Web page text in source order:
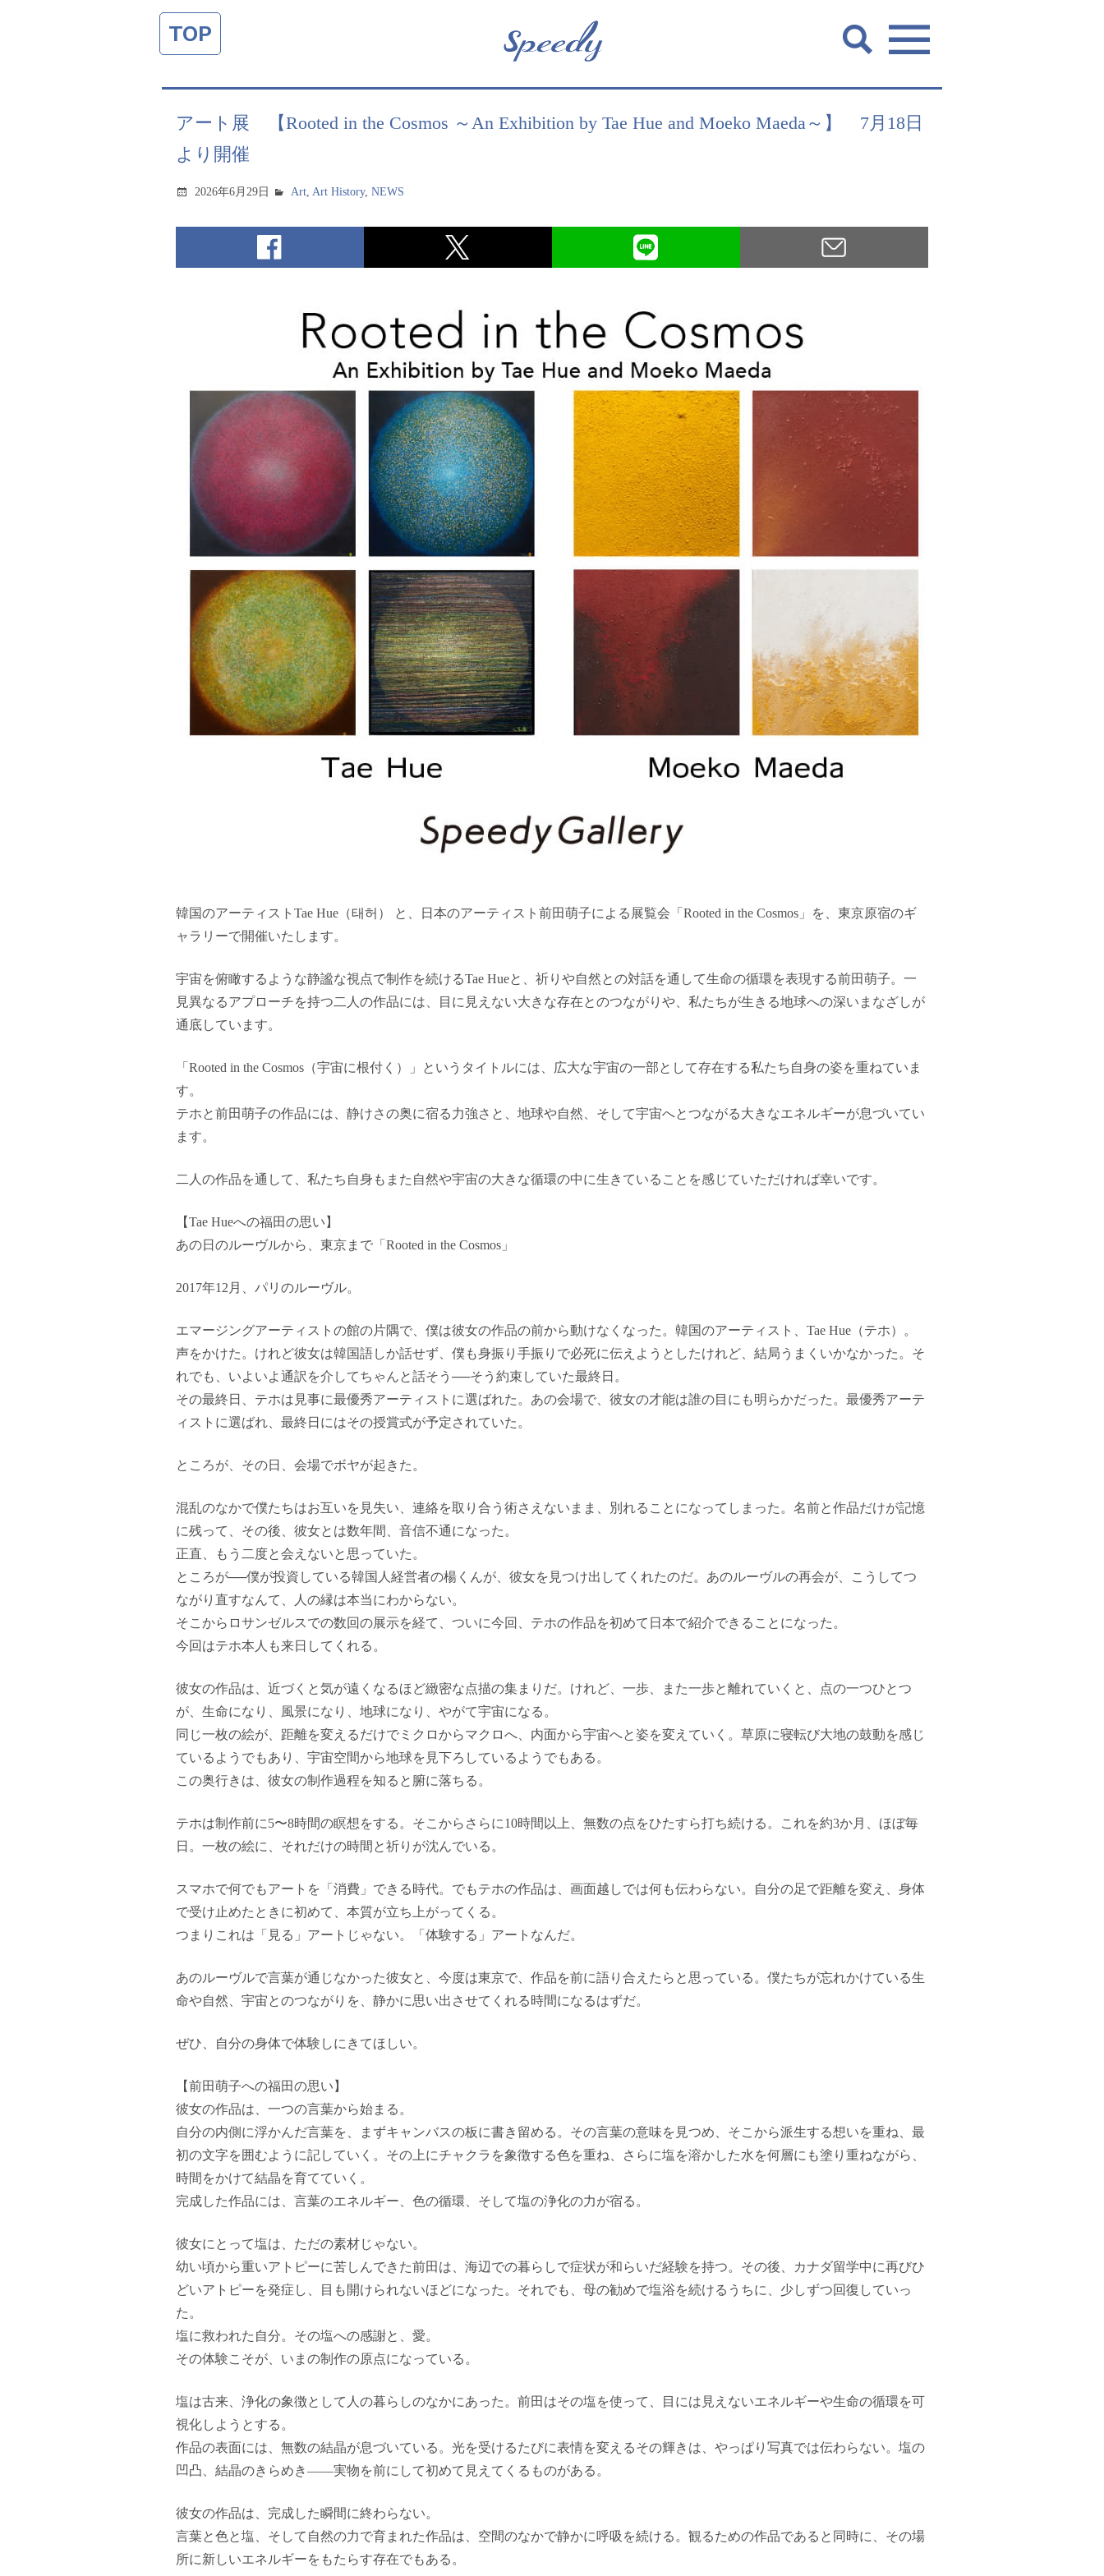
TOP
アート展 【Rooted in the Cosmos ～An Exhibition by Tae Hue and Moeko Maeda～】 7月18日
より開催
2026年6月29日 Art,Art History,NEWS
韓国のアーティストTae Hue（태허） と、日本のアーティスト前田萌子による展覧会「Rooted in the Cosmos」を、東京原宿のギ
ャラリーで開催いたします。
宇宙を俯瞰するような静謐な視点で制作を続けるTae Hueと、祈りや自然との対話を通して生命の循環を表現する前田萌子。一
見異なるアプローチを持つ二人の作品には、目に見えない大きな存在とのつながりや、私たちが生きる地球への深いまなざしが
通底しています。
「Rooted in the Cosmos（宇宙に根付く）」というタイトルには、広大な宇宙の一部として存在する私たち自身の姿を重ねていま
す。
テホと前田萌子の作品には、静けさの奥に宿る力強さと、地球や自然、そして宇宙へとつながる大きなエネルギーが息づいてい
ます。
二人の作品を通して、私たち自身もまた自然や宇宙の大きな循環の中に生きていることを感じていただければ幸いです。
【Tae Hueへの福田の思い】
あの日のルーヴルから、東京まで「Rooted in the Cosmos」
2017年12月、パリのルーヴル。
エマージングアーティストの館の片隅で、僕は彼女の作品の前から動けなくなった。韓国のアーティスト、Tae Hue（テホ）。
声をかけた。けれど彼女は韓国語しか話せず、僕も身振り手振りで必死に伝えようとしたけれど、結局うまくいかなかった。そ
れでも、いよいよ通訳を介してちゃんと話そう──そう約束していた最終日。
その最終日、テホは見事に最優秀アーティストに選ばれた。あの会場で、彼女の才能は誰の目にも明らかだった。最優秀アーテ
ィストに選ばれ、最終日にはその授賞式が予定されていた。
ところが、その日、会場でボヤが起きた。
混乱のなかで僕たちはお互いを見失い、連絡を取り合う術さえないまま、別れることになってしまった。名前と作品だけが記憶
に残って、その後、彼女とは数年間、音信不通になった。
正直、もう二度と会えないと思っていた。
ところが──僕が投資している韓国人経営者の楊くんが、彼女を見つけ出してくれたのだ。あのルーヴルの再会が、こうしてつ
ながり直すなんて、人の縁は本当にわからない。
そこからロサンゼルスでの数回の展示を経て、ついに今回、テホの作品を初めて日本で紹介できることになった。
今回はテホ本人も来日してくれる。
彼女の作品は、近づくと気が遠くなるほど緻密な点描の集まりだ。けれど、一歩、また一歩と離れていくと、点の一つひとつ
が、生命になり、風景になり、地球になり、やがて宇宙になる。
同じ一枚の絵が、距離を変えるだけでミクロからマクロへ、内面から宇宙へと姿を変えていく。草原に寝転び大地の鼓動を感じ
ているようでもあり、宇宙空間から地球を見下ろしているようでもある。
この奥行きは、彼女の制作過程を知ると腑に落ちる。
テホは制作前に5〜8時間の瞑想をする。そこからさらに10時間以上、無数の点をひたすら打ち続ける。これを約3か月、ほぼ毎
日。一枚の絵に、それだけの時間と祈りが沈んでいる。
スマホで何でもアートを「消費」できる時代。でもテホの作品は、画面越しでは何も伝わらない。自分の足で距離を変え、身体
で受け止めたときに初めて、本質が立ち上がってくる。
つまりこれは「見る」アートじゃない。「体験する」アートなんだ。
あのルーヴルで言葉が通じなかった彼女と、今度は東京で、作品を前に語り合えたらと思っている。僕たちが忘れかけている生
命や自然、宇宙とのつながりを、静かに思い出させてくれる時間になるはずだ。
ぜひ、自分の身体で体験しにきてほしい。
【前田萌子への福田の思い】
彼女の作品は、一つの言葉から始まる。
自分の内側に浮かんだ言葉を、まずキャンバスの板に書き留める。その言葉の意味を見つめ、そこから派生する想いを重ね、最
初の文字を囲むように記していく。その上にチャクラを象徴する色を重ね、さらに塩を溶かした水を何層にも塗り重ねながら、
時間をかけて結晶を育てていく。
完成した作品には、言葉のエネルギー、色の循環、そして塩の浄化の力が宿る。
彼女にとって塩は、ただの素材じゃない。
幼い頃から重いアトピーに苦しんできた前田は、海辺での暮らしで症状が和らいだ経験を持つ。その後、カナダ留学中に再びひ
どいアトピーを発症し、目も開けられないほどになった。それでも、母の勧めで塩浴を続けるうちに、少しずつ回復していっ
た。
塩に救われた自分。その塩への感謝と、愛。
その体験こそが、いまの制作の原点になっている。
塩は古来、浄化の象徴として人の暮らしのなかにあった。前田はその塩を使って、目には見えないエネルギーや生命の循環を可
視化しようとする。
作品の表面には、無数の結晶が息づいている。光を受けるたびに表情を変えるその輝きは、やっぱり写真では伝わらない。塩の
凹凸、結晶のきらめき——実物を前にして初めて見えてくるものがある。
彼女の作品は、完成した瞬間に終わらない。
言葉と色と塩、そして自然の力で育まれた作品は、空間のなかで静かに呼吸を続ける。観るための作品であると同時に、その場
所に新しいエネルギーをもたらす存在でもある。